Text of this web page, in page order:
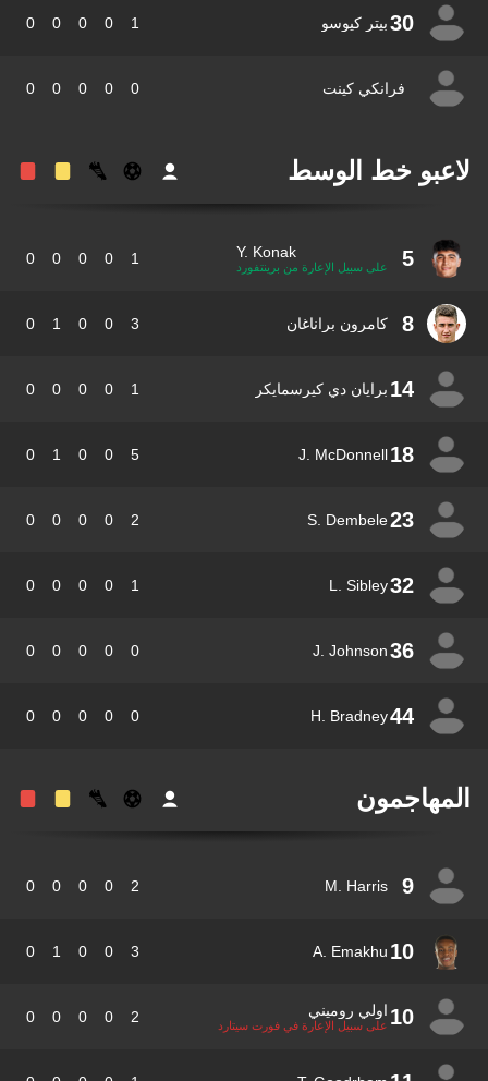
30 بيتر كيوسو 0
0
0
فرانكي كينت 0
0
0
0
خط الوسط
5
Y. Konak
على سبيل الإعارة من برينتفورد 0
0
0
8 كامرون براناغان 0
1
14 برايان دي كيرسمايكر 0
0
0
18
J. McDonnell
0
0
1
23
S. Dembele
0
0
0
32
L. Sibley
0
0
0
36
J. Johnson
0
0
0
0
44
H. Bradney
0
0
0
0
9
M. Harris
0
0
0
10
A. Emakhu
0
1
10 اولي روميني
على سبيل الإعارة في فورت سيتارد 0
0
0